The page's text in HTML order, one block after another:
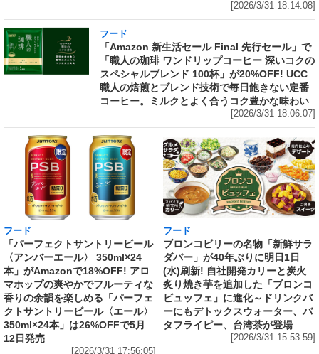
[2026/3/31 18:14:08]
フード
「Amazon 新生活セール Final 先行セール」で
「職人の珈琲 ワンドリップコーヒー 深いコクの
スペシャルブレンド 100杯」が20%OFF! UCC
職人の焙煎とブレンド技術で毎日飽きない定番
コーヒー。ミルクとよく合うコク豊かな味わい
[2026/3/31 18:06:07]
フード
「パーフェクトサントリービール
〈アンバーエール〉 350ml×24
本」がAmazonで18%OFF! アロ
マホップの爽やかでフルーティな
香りの余韻を楽しめる「パーフェ
クトサントリービール〈エール〉
350ml×24本」は26%OFFで5月
12日発売
[2026/3/31 17:56:05]
フード
ブロンコビリーの名物「新鮮サラ
ダバー」が40年ぶりに明日1日
(水)刷新! 自社開発カリーと炭火
炙り焼き芋を追加した「ブロンコ
ビュッフェ」に進化～ドリンクバ
ーにもデトックスウォーター、バ
タフライピー、台湾茶が登場
[2026/3/31 15:53:59]